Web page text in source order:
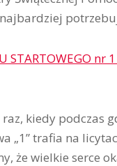
STARTOWEGO nr
kiedy podczas
„1” trafia na
że wielkie serce